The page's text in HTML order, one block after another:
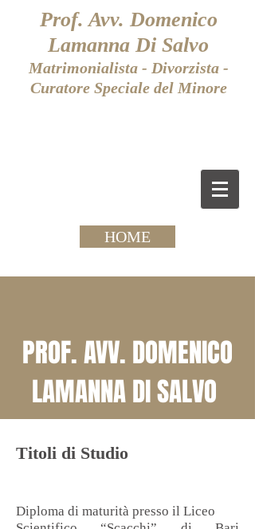
Prof. Avv. Domenico
Lamanna Di Salvo
Matrimonialista - Divorzista -
Curatore Speciale del Minore
HOME
PROF. AVV. DOMENICO
LAMANNA DI SALVO
Titoli di Studio
Diploma di maturità presso il Liceo